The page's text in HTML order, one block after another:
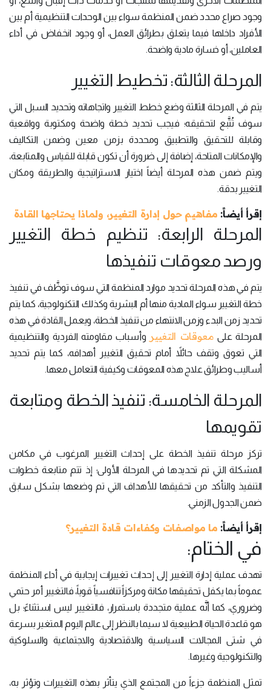
وجود صراع محدد ضمن المنظمة سواء بين الوحدات التنظيمية أم بين
الأفراد داخلها فيما يتعلق بطرائق العمل، أو وجود انخفاض في أداء
العاملين، أو خسارة مادية واضحة.
المرحلة الثالثة: تخطيط التغيير
يتم في المرحلة الثالثة وضع خطط التغيير واتجاهاته وتحديد السبل التي
سوف تُتَّبع لتحقيقه؛ فيجب تحديد خطة واضحة ومكتوبة وواقعية
وقابلة للتحقيق والتطبيق ومحددة بزمن معين وضمن التكاليف
والإمكانات المتاحة، إضافة إلى ضرورة أن تكون قابلة للقياس والمتابعة،
ويتم ضمن هذه المرحلة أيضاً اختيار الاستراتيجية والطريقة ومكان
التغيير بدقة.
إقرأ أيضاً: مفاهيم حول إدارة التغيير، ولماذا يحتاجها القادة
المرحلة الرابعة: تنظيم خطة التغيير
ورصد معوقات تنفيذها
يتم في هذه المرحلة تحديد موارد المنظمة التي سوف توظَّف في تنفيذ
خطة التغيير سواء المادية منها أم البشرية وكذلك التكنولوجية، كما يتم
تحديد زمن البدء وزمن الانتهاء من تنفيذ الخطة، ويعمل القادة في هذه
المرحلة على معوقات التغيير وأسباب مقاومته الفردية والتنظيمية
التي تعوق وتقف حائلاً أمام تحقيق التغيير أهدافه، كما يتم تحديد
أساليب وطرائق علاج هذه المعوقات وكيفية التعامل معها.
المرحلة الخامسة: تنفيذ الخطة ومتابعة
تقويمها
تركز مرحلة تنفيذ الخطة على إحداث التغيير المرغوب في مكامن
المشكلة التي تم تحديدها في المرحلة الأولى؛ إذ تتم متابعة خطوات
التنفيذ والتأكد من تحقيقها للأهداف التي تم وضعها بشكل سابق
ضمن الجدول الزمني.
إقرأ أيضاً: ما مواصفات وكفاءات قادة التغيير؟
في الختام:
تهدف عملية إدارة التغيير إلى إحداث تغييرات إيجابية في أداء المنظمة
عموماً بما يكفل تحقيقها مكانة ومركزاً تنافسياً قوياً، فالتغيير أمر حتمي
وضروري، كما أنَّه عملية متجددة باستمرار، فالتغيير ليس استثناءً؛ بل
هو قاعدة الحياة الطبيعية لا سيما بالنظر إلى عالم اليوم المتغير بسرعة
في شتى المجالات السياسية والاقتصادية والاجتماعية والسلوكية
والتكنولوجية وغيرها.
تمثل المنظمة جزءاً من المجتمع الذي يتأثر بهذه التغييرات وتؤثر به،